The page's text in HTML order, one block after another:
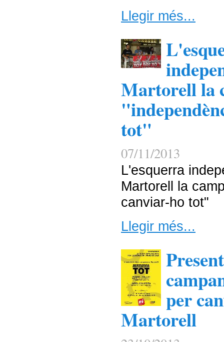
Llegir més...
Martorell la
tot"
07/11/2013
L'esquerra
Martorell la
canviar-ho tot"
Llegir més...
per
Martorell